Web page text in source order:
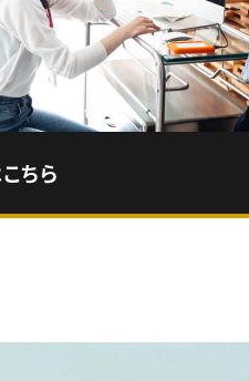
ちら